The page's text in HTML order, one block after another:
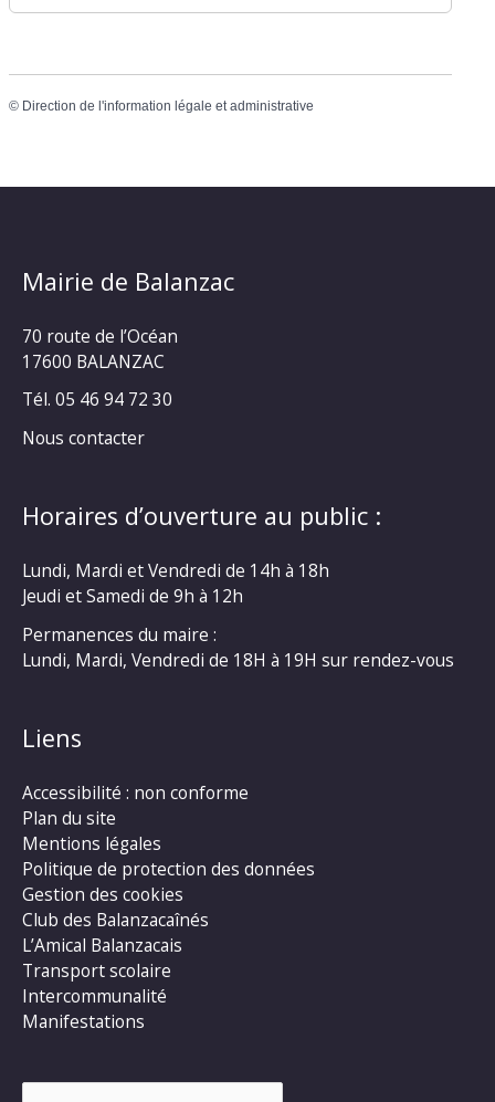
© Direction de l'information légale et administrative
Mairie de Balanzac
70 route de l’Océan
17600 BALANZAC
Tél. 05 46 94 72 30
Nous contacter
Horaires d’ouverture au public :
Lundi, Mardi et Vendredi de 14h à 18h
Jeudi et Samedi de 9h à 12h
Permanences du maire :
Lundi, Mardi, Vendredi de 18H à 19H sur rendez-vous
Liens
Accessibilité : non conforme
Plan du site
Mentions légales
Politique de protection des données
Gestion des cookies
Club des Balanzacaînés
L’Amical Balanzacais
Transport scolaire
Intercommunalité
Manifestations